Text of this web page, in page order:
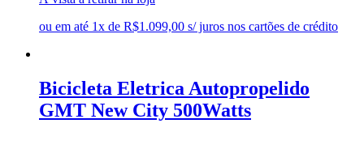
ou em até 1x de R$1.099,00 s/ juros nos cartões de crédito
Bicicleta Eletrica Autopropelido
GMT New City 500Watts